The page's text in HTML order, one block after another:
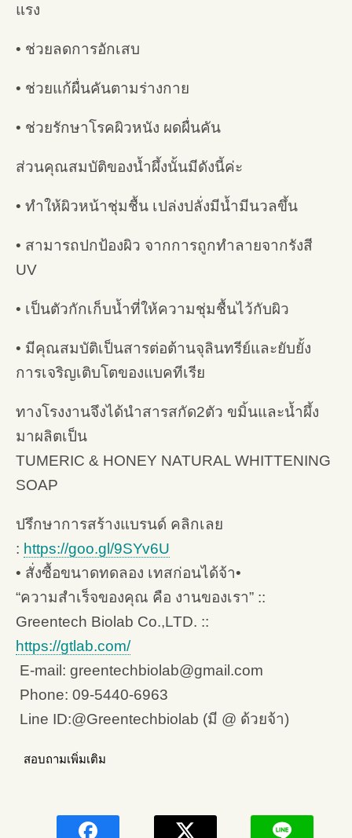
แรง
• ช่วยลดการอักเสบ
• ช่วยแก้ผื่นคันตามร่างกาย
• ช่วยรักษาโรคผิวหนัง ผดผื่นคัน
ส่วนคุณสมบัติของน้ำผึ้งนั้นมีดังนี้ค่ะ
• ทำให้ผิวหน้าชุ่มชื้น เปล่งปลั่งมีน้ำมีนวลขึ้น
• สามารถปกป้องผิว จากการถูกทำลายจากรังสี
UV
• เป็นตัวกักเก็บน้ำที่ให้ความชุ่มชื้นไว้กับผิว
• มีคุณสมบัติเป็นสารต่อต้านจุลินทรีย์และยับยั้ง
การเจริญเติบโตของแบคทีเรีย
ทางโรงงานจึงได้นำสารสกัด2ตัว ขมิ้นและน้ำผึ้ง
มาผลิตเป็น
TUMERIC & HONEY NATURAL WHITTENING
SOAP
ปรึกษาการสร้างแบรนด์ คลิกเลย
: https://goo.gl/9SYv6U
• สั่งซื้อขนาดทดลอง เทสก่อนได้จ้า•
“ความสำเร็จของคุณ คือ งานของเรา” ::
Greentech Biolab Co.,LTD. ::
https://gtlab.com/
E-mail: greentechbiolab@gmail.com
Phone: 09-5440-6963
Line ID:@Greentechbiolab (มี @ ด้วยจ้า)
สอบถามเพิ่มเติม